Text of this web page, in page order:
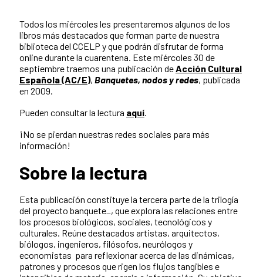
Todos los miércoles les presentaremos algunos de los
libros más destacados que forman parte de nuestra
biblioteca del CCELP y que podrán disfrutar de forma
online durante la cuarentena. Este miércoles 30 de
septiembre traemos una publicación deAcción Cultural
Española (AC/E), Banquetes, nodos y redes, publicada
en 2009.
Pueden consultar la lectura aquí.
¡No se pierdan nuestras redes sociales para más
información!
Sobre la lectura
Esta publicación constituye la tercera parte de la trilogía
del proyecto banquete_, que explora las relaciones entre
los procesos biológicos, sociales, tecnológicos y
culturales. Reúne destacados artistas, arquitectos,
biólogos, ingenieros, filósofos, neurólogos y
economistas para reflexionar acerca de las dinámicas,
patrones y procesos que rigen los flujos tangibles e